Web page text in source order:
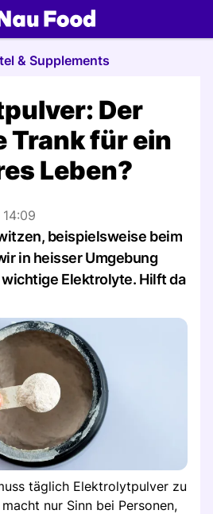
& Supplements
Der
Trank für ein
Leben?
beispielsweise beim
in heisser Umgebung
Elektrolyte. Hilft da
täglich Elektrolytpulver zu
nur Sinn bei Personen,